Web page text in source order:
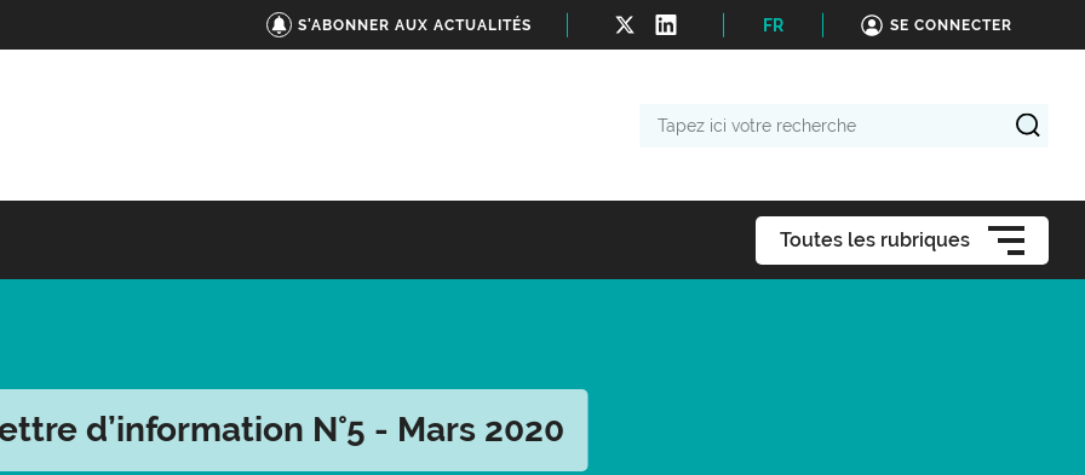
S'ABONNER AUX ACTUALITÉS FR SE CONNECTER
Toutes les rubriques
d’information N°5 - Mars 2020